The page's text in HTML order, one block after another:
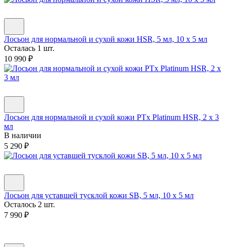
Лосьон для нормальной и сухой кожи HSR, 5 мл, 10 х 5 мл
Осталась 1 шт.
10 990 ₽
Лосьон для нормальной и сухой кожи PTx Platinum HSR, 2 х 3
мл
В наличии
5 290 ₽
Лосьон для уставшей тусклой кожи SB, 5 мл, 10 х 5 мл
Осталось 2 шт.
7 990 ₽